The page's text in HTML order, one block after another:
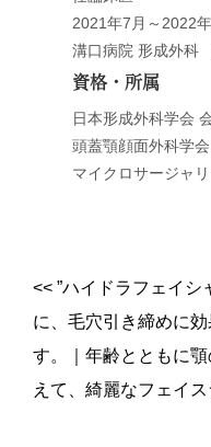
2021年7月～2022
溝口病院 形成外科
資格・所属
日本形成外科学会
頭蓋顎顔面外科学
マイクロサージャ
<<”ハイドラフェイ
に、毛穴引き締めに
す。
年齢とともに
えて、綺麗なフェイ